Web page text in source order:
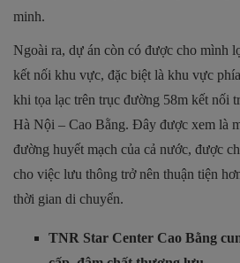
minh.
Ngoài ra, dự án còn có được cho mình
kết nối khu vực, đặc biệt là khu vực
khi tọa lạc trên trục đường 58m kết nối
Hà Nội – Cao Bằng. Đây được xem là
đường huyết mạch của cả nước, được
cho việc lưu thông trở nên thuận tiện
thời gian di chuyển.
TNR Star Center Cao Bằng